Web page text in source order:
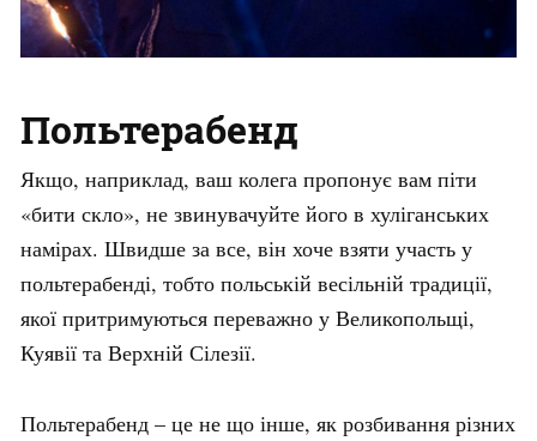
Польтерабенд
Якщо, наприклад, ваш колега пропонує вам піти
«бити скло», не звинувачуйте його в хуліганських
намірах. Швидше за все, він хоче взяти участь у
польтерабенді, тобто польській весільній традиції,
якої притримуються переважно у Великопольщі,
Куявії та Верхній Сілезії.
Польтерабенд – це не що інше, як розбивання різних